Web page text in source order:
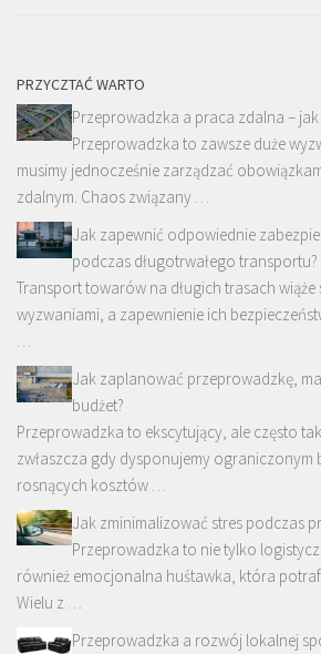
PRZYCZTAĆ WARTO
Przeprowadzka a praca zdalna –
Przeprowadzka to zawsze duże
musimy jednocześnie zarządzać
zdalnym. Chaos związany …
Jak zapewnić odpowiednie
podczas długotrwałego transportu?
Transport towarów na długich trasach wiąże
wyzwaniami, a zapewnienie ich
…
Jak zaplanować przeprowadzkę,
budżet?
Przeprowadzka to ekscytujący, ale często
zwłaszcza gdy dysponujemy ograniczonym
rosnących kosztów …
Jak zminimalizować stres podczas
Przeprowadzka to nie tylko
również emocjonalna huśtawka, która
Wielu z …
Przeprowadzka a rozwój lokalnej